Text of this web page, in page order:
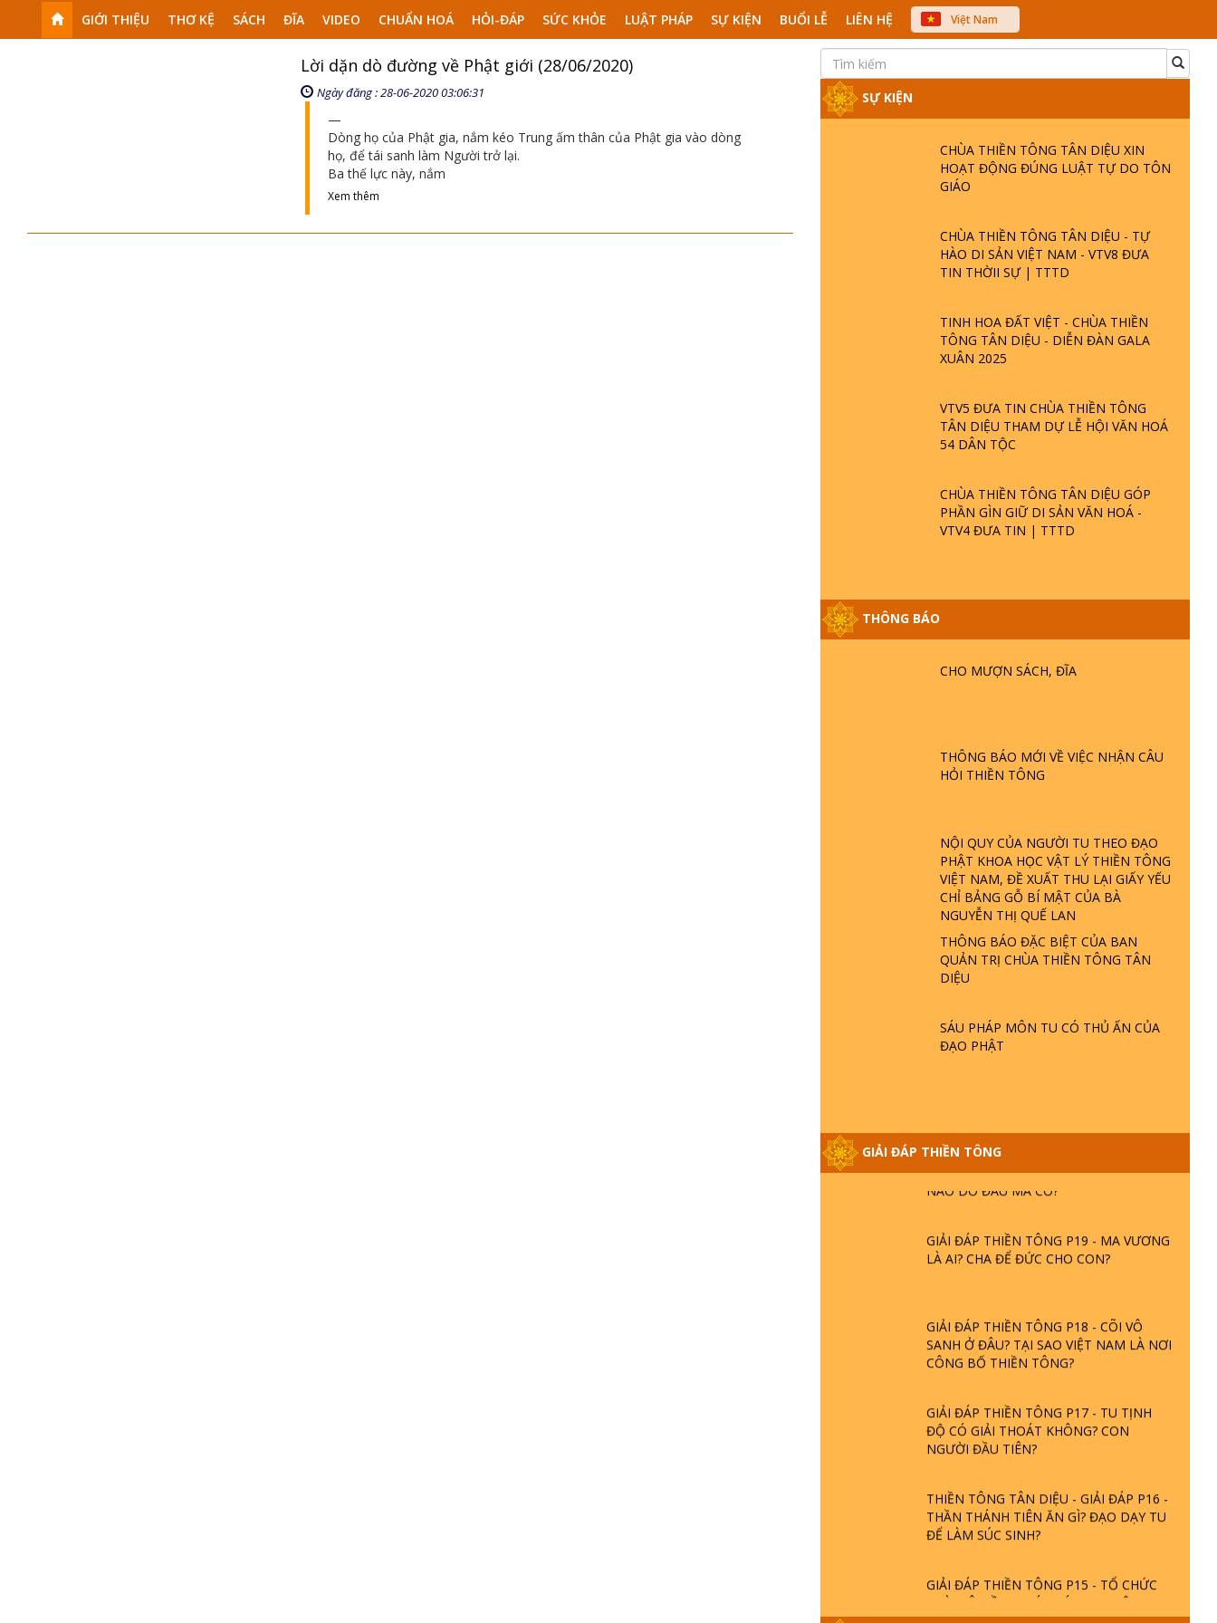
GIỚI THIỆU THƠ KỆ SÁCH ĐĨA VIDEO CHUẨN HOÁ HỎI-ĐÁP SỨC KHỎE LUẬT PHÁP SỰ KIỆN BUỔI LỄ LIÊN HỆ
Việt Nam
中文
Lời dặn dò đường về Phật giới (28/06/2020)
Ngày đăng : 28-06-2020 03:06:31
Dòng họ của Phật gia, nắm kéo Trung ấm thân của Phật gia vào dòng
họ, để tái sanh làm Người trở lại.
Ba thế lực này, nắm
Xem thêm
SỰ KIỆN
CHÙA THIỀN TÔNG TÂN DIỆU XIN
HOẠT ĐỘNG ĐÚNG LUẬT TỰ DO TÔN
GIÁO
CHÙA THIỀN TÔNG TÂN DIỆU - TỰ
HÀO DI SẢN VIỆT NAM - VTV8 ĐƯA
TIN THỜII SỰ | TTTD
TINH HOA ĐẤT VIỆT - CHÙA THIỀN
TÔNG TÂN DIỆU - DIỄN ĐÀN GALA
XUÂN 2025
VTV5 ĐƯA TIN CHÙA THIỀN TÔNG
TÂN DIỆU THAM DỰ LỄ HỘI VĂN HOÁ
54 DÂN TỘC
CHÙA THIỀN TÔNG TÂN DIỆU GÓP
PHẦN GÌN GIỮ DI SẢN VĂN HOÁ -
VTV4 ĐƯA TIN | TTTD
THÔNG BÁO
CHO MƯỢN SÁCH, ĐĨA
THÔNG BÁO MỚI VỀ VIỆC NHẬN CÂU
HỎI THIỀN TÔNG
NỘI QUY CỦA NGƯỜI TU THEO ĐẠO
PHẬT KHOA HỌC VẬT LÝ THIỀN TÔNG
VIỆT NAM, ĐỀ XUẤT THU LẠI GIẤY YẾU
CHỈ BẢNG GỖ BÍ MẬT CỦA BÀ
NGUYỄN THỊ QUẾ LAN
THÔNG BÁO ĐẶC BIỆT CỦA BAN
QUẢN TRỊ CHÙA THIỀN TÔNG TÂN
DIỆU
SÁU PHÁP MÔN TU CÓ THỦ ẤN CỦA
ĐẠO PHẬT
GIẢI ĐÁP THIỀN TÔNG
GIẢI ĐÁP ĐẶC BIỆT P25 - SUỐT 49 NĂM
HỘI GÌ? TỬ VÌ ĐẠO
PHẬT GIỚI CÓ THỜI GIAN KHÔNG? |
TTTD
TRỜI LÀ AI? QUỶ SA TĂNG? | TTTD
GIẢI ĐÁP THIỀN TÔNG ĐẶC BIỆT P22 -
TẠI SAO TRÁI ĐẤT NHIỀU THIÊN TAI - LŨ
LỤT - HỎA HOẠN | TTTD
GIẢI ĐÁP THIỀN TÔNG ĐẶC BIỆT P21 -
TẠI SAO ĐỨC PHẬT BƯỚC ĐI 7 BƯỚC
GIẢI ĐÁP VỀ LỄ TIỄN THIỀN TÔNG SƯ
GIẢI ĐÁP THIỀN TÔNG ĐẶC BIỆT PHẦN
20 - BÁC NGUYỄN NHÂN LÀ AI? PHIỀN
GIẢI ĐÁP THIỀN TÔNG P19 - MA VƯƠNG
LÀ AI? CHA ĐỂ ĐỨC CHO CON?
GIẢI ĐÁP THIỀN TÔNG P18 - CÕI VÔ
SANH Ở ĐÂU? TẠI SAO VIỆT NAM LÀ NƠI
CÔNG BỐ THIỀN TÔNG?
GIẢI ĐÁP THIỀN TÔNG P17 - TU TỊNH
ĐỘ CÓ GIẢI THOÁT KHÔNG? CON
NGƯỜI ĐẦU TIÊN?
THIỀN TÔNG TÂN DIỆU - GIẢI ĐÁP P16 -
THẦN THÁNH TIÊN ĂN GÌ? ĐẠO DẠY TU
ĐỂ LÀM SÚC SINH?
GIẢI ĐÁP THIỀN TÔNG P15 - TỔ CHỨC
LOÀI CÔ HỒN - GIÁO LÝ ĐẠO PHẬT KHI